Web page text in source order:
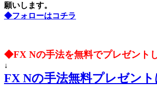
願いします。
◆フォローはコチラ
◆FX Nの手法を無料でプレゼント
↓
FX Nの手法無料プレゼント